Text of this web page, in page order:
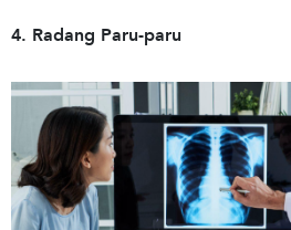
4. Radang Paru-paru